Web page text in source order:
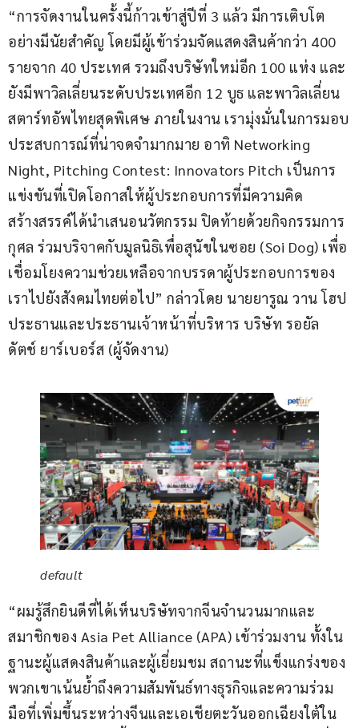
“การจัดงานในครั้งนี้ก้าวเข้าสู่ปีที่ 3 แล้ว มีการเติบโต
อย่างมีนัยสำคัญ โดยมีผู้เข้าร่วมจัดแสดงสินค้ากว่า 400
รายจาก 40 ประเทศ รวมถึงบริษัทใหม่อีก 100 แห่ง และ
ยังมีพาวิลเลี่ยนระดับประเทศอีก 12 บูธ และพาวิลเลี่ยน
สตาร์ทอัพไทยสุดพิเศษ ภายในงาน เรามุ่งมั่นในการมอบ
ประสบการณ์ที่น่าจดจำมากมาย อาทิ Networking
Night, Pitching Contest: Innovators Pitch เป็นการ
แข่งขันที่เปิดโอกาสให้ผู้ประกอบการที่มีความคิด
สร้างสรรค์ได้นำเสนอนวัตกรรม ปิดท้ายด้วยกิจกรรมการ
กุศล ร่วมบริจาคกับมูลนิธิเพื่อสุนัขในซอย (Soi Dog) เพื่อ
เชื่อมโยงความช่วยเหลือจากบรรดาผู้ประกอบการของ
เราไปยังสังคมไทยต่อไป” กล่าวโดย นายยารูณ วาน โฮป
ประธานและประธานเจ้าหน้าที่บริหาร บริษัท รอยัล
ดัตช์ ยาร์เบอร์ส (ผู้จัดงาน)
default
“ผมรู้สึกยินดีที่ได้เห็นบริษัทจากจีนจำนวนมากและ
สมาชิกของ Asia Pet Alliance (APA) เข้าร่วมงาน ทั้งใน
ฐานะผู้แสดงสินค้าและผู้เยี่ยมชม สถานะที่แข็งแกร่งของ
พวกเขาเน้นย้ำถึงความสัมพันธ์ทางธุรกิจและความร่วม
มือที่เพิ่มขึ้นระหว่างจีนและเอเชียตะวันออกเฉียงใต้ใน